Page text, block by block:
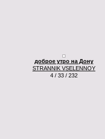
доброе утро на Дону
STRANNIK VSELENNOY
4 / 33 / 232